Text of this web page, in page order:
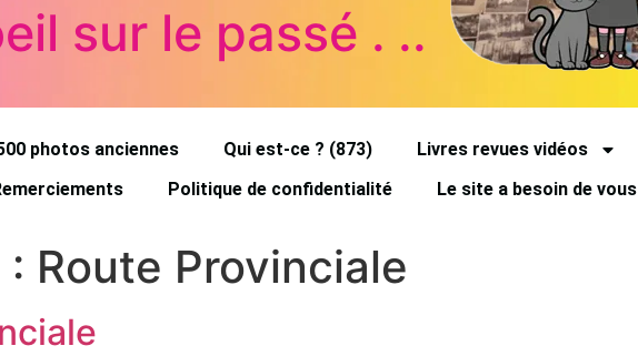
sur le passé . ..
photos anciennes Qui est-ce ? (873)
Livres revues vidéos
Politique de confidentialité Le site a besoin de vous
Route Provinciale